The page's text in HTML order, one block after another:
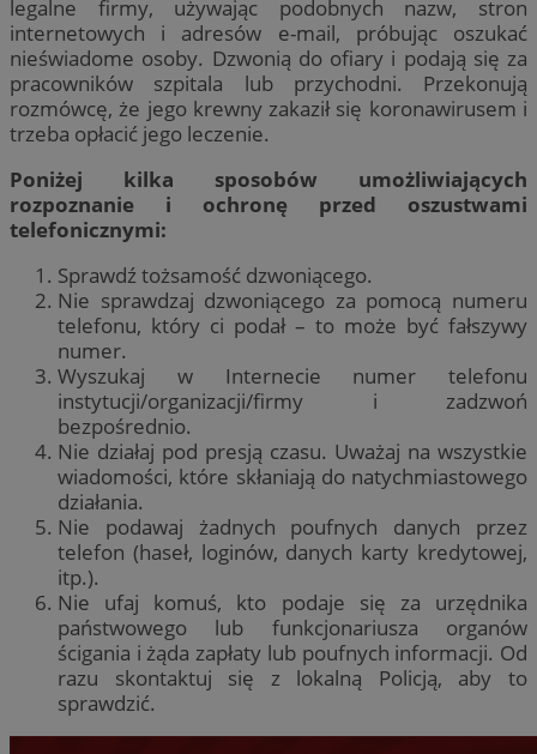
legalne firmy, używając podobnych nazw, stron
internetowych i adresów e-mail, próbując oszukać
nieświadome osoby. Dzwonią do ofiary i podają się za
pracowników szpitala lub przychodni. Przekonują
rozmówcę, że jego krewny zakaził się koronawirusem i
trzeba opłacić jego leczenie.
Poniżej kilka sposobów umożliwiających
rozpoznanie i ochronę przed oszustwami
telefonicznymi:
Sprawdź tożsamość dzwoniącego.
Nie sprawdzaj dzwoniącego za pomocą numeru
telefonu, który ci podał – to może być fałszywy
numer.
Wyszukaj w Internecie numer telefonu
instytucji/organizacji/firmy i zadzwoń
bezpośrednio.
Nie działaj pod presją czasu. Uważaj na wszystkie
wiadomości, które skłaniają do natychmiastowego
działania.
Nie podawaj żadnych poufnych danych przez
telefon (haseł, loginów, danych karty kredytowej,
itp.).
Nie ufaj komuś, kto podaje się za urzędnika
państwowego lub funkcjonariusza organów
ścigania i żąda zapłaty lub poufnych informacji. Od
razu skontaktuj się z lokalną Policją, aby to
sprawdzić.